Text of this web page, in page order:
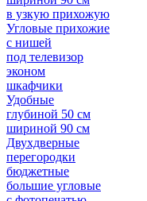
в узкую прихожую
Угловые прихожие
с нишей
под телевизор
эконом
шкафчики
Удобные
глубиной 50 см
шириной 90 см
Двухдверные
перегородки
бюджетные
большие угловые